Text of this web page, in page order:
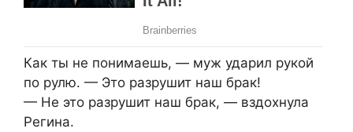
Как ты не понимаешь, — муж ударил рукой
по рулю. — Это разрушит наш брак!
— Не это разрушит наш брак, — вздохнула
Регина.